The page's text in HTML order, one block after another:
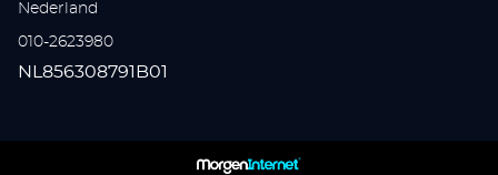
Nederland
010-2623980
NL856308791B01